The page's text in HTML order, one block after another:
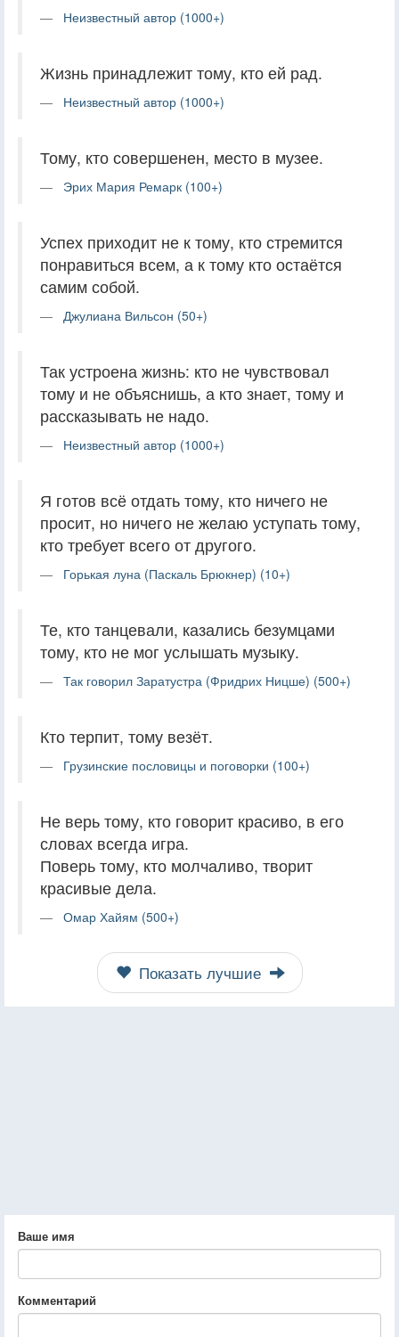
Неизвестный автор (1000+)
Жизнь принадлежит тому, кто ей рад.
Неизвестный автор (1000+)
Тому, кто совершенен, место в музее.
Эрих Мария Ремарк (100+)
Успех приходит не к тому, кто стремится
понравиться всем, а к тому кто остаётся
самим собой.
Джулиана Вильсон (50+)
Так устроена жизнь: кто не чувствовал
тому и не объяснишь, а кто знает, тому и
рассказывать не надо.
Неизвестный автор (1000+)
Я готов всё отдать тому, кто ничего не
просит, но ничего не желаю уступать тому,
кто требует всего от другого.
Горькая луна (Паскаль Брюкнер) (10+)
Те, кто танцевали, казались безумцами
тому, кто не мог услышать музыку.
Так говорил Заратустра (Фридрих Ницше) (500+)
Кто терпит, тому везёт.
Грузинские пословицы и поговорки (100+)
Не верь тому, кто говорит красиво, в его
словах всегда игра.
Поверь тому, кто молчаливо, творит
красивые дела.
Омар Хайям (500+)
Показать лучшие
Ваше имя
Комментарий